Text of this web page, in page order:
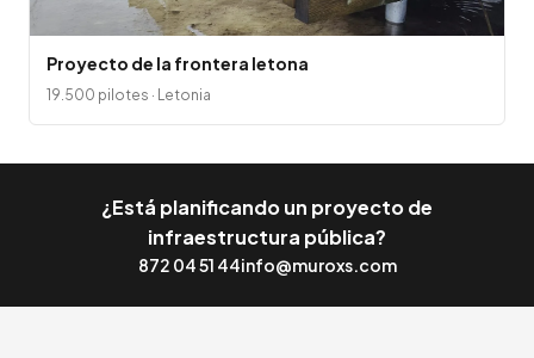
Proyecto de la frontera letona
19.500 pilotes · Letonia
¿Está planificando un proyecto de
infraestructura pública?
872 04 51 44info@muroxs.com